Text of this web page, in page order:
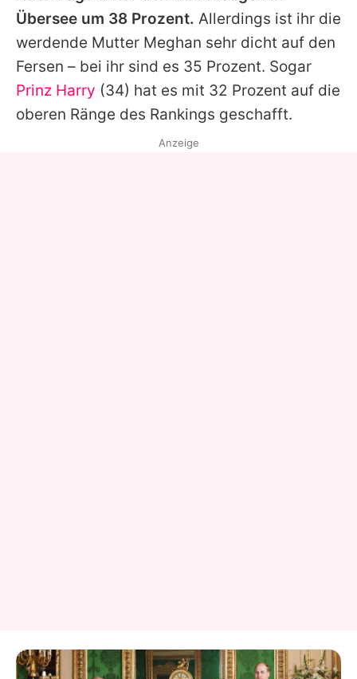
Übersee um 38 Prozent. Allerdings ist ihr die
werdende Mutter Meghan sehr dicht auf den
Fersen – bei ihr sind es 35 Prozent. Sogar
Prinz Harry (34) hat es mit 32 Prozent auf die
oberen Ränge des Rankings geschafft.
Anzeige